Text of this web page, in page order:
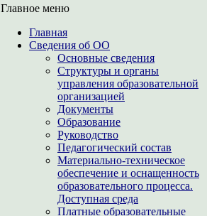
Главное меню
Главная
Сведения об ОО
Основные сведения
Структуры и органы
управления образовательной
организацией
Документы
Образование
Руководство
Педагогический состав
Материально-техническое
обеспечение и оснащенность
образовательного процесса.
Доступная среда
Платные образовательные